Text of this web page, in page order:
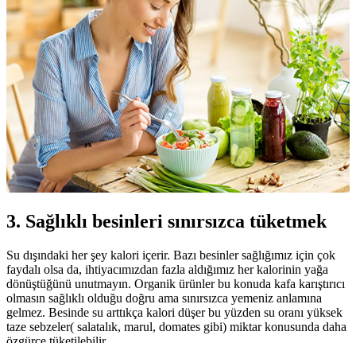
3. Sağlıklı besinleri sınırsızca tüketmek
Su dışındaki her şey kalori içerir. Bazı besinler sağlığımız için çok
faydalı olsa da, ihtiyacımızdan fazla aldığımız her kalorinin yağa
dönüştüğünü unutmayın. Organik ürünler bu konuda kafa karıştırıcı
olmasın sağlıklı olduğu doğru ama sınırsızca yemeniz anlamına
gelmez. Besinde su arttıkça kalori düşer bu yüzden su oranı yüksek
taze sebzeler( salatalık, marul, domates gibi) miktar konusunda daha